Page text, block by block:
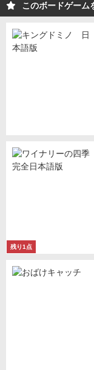
良いと思
ートも少し
おかしく
をご覧く
このボードゲーム
残り1点